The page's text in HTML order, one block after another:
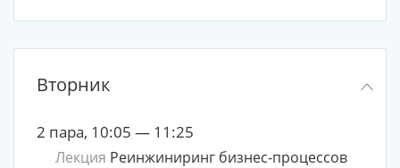
Вторник
2 пара, 10:05 — 11:25
Лекция Реинжиниринг бизнес-процессов